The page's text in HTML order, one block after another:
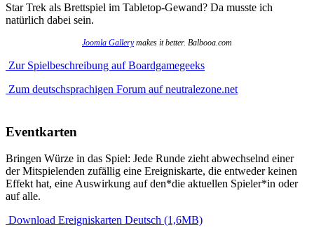
Star Trek als Brettspiel im Tabletop-Gewand? Da musste ich
natürlich dabei sein.
Joomla Gallerymakes it better. Balbooa.com
Zur Spielbeschreibung auf Boardgamegeeks
Zum deutschsprachigen Forum auf neutralezone.net
Eventkarten
Bringen Würze in das Spiel: Jede Runde zieht abwechselnd einer
der Mitspielenden zufällig eine Ereigniskarte, die entweder keinen
Effekt hat, eine Auswirkung auf den*die aktuellen Spieler*in oder
auf alle.
Download Ereigniskarten Deutsch (1,6MB)